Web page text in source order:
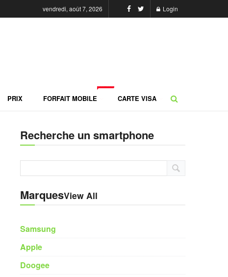
vendredi, août 7, 2026 Login
PRIX FORFAIT MOBILE CARTE VISA
Recherche un smartphone
MarquesView All
Samsung
Apple
Doogee